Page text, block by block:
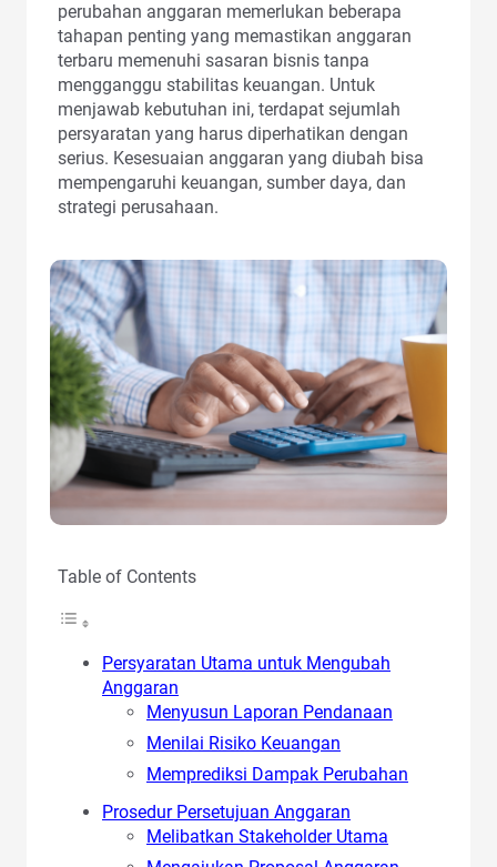
perubahan anggaran memerlukan beberapa
tahapan penting yang memastikan anggaran
terbaru memenuhi sasaran bisnis tanpa
mengganggu stabilitas keuangan. Untuk
menjawab kebutuhan ini, terdapat sejumlah
persyaratan yang harus diperhatikan dengan
serius. Kesesuaian anggaran yang diubah bisa
mempengaruhi keuangan, sumber daya, dan
strategi perusahaan.
Table of Contents
Persyaratan Utama untuk Mengubah
Anggaran
Menyusun Laporan Pendanaan
Menilai Risiko Keuangan
Memprediksi Dampak Perubahan
Prosedur Persetujuan Anggaran
Melibatkan Stakeholder Utama